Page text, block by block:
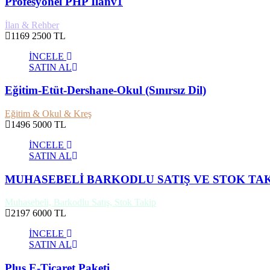
İlan & Rehber
1169 2500 TL
İNCELE
SATIN AL
Eğitim-Etüt-Dershane-Okul (Sınırsız Dil)
Eğitim & Okul & Kreş
1496 5000 TL
İNCELE
SATIN AL
MUHASEBELİ BARKODLU SATIŞ VE STOK
Muhasebeli, Barkodlu Satış, Stok Takip
2197 6000 TL
İNCELE
SATIN AL